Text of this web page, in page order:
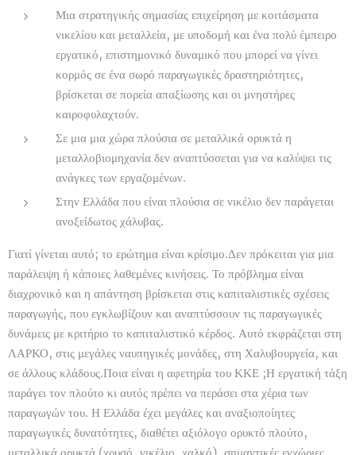
Μια στρατηγικής σημασίας επιχείρηση με κοιτάσματα
νικελίου και μεταλλεία, με υποδομή και ένα πολύ έμπειρο
εργατικό, επιστημονικό δυναμικό που μπορεί να γίνει
κορμός σε ένα σωρό παραγωγικές δραστηριότητες,
βρίσκεται σε πορεία απαξίωσης και οι μνηστήρες
καιροφυλαχτούν.
Σε μια μια χώρα πλούσια σε μεταλλικά ορυκτά η
μεταλλοβιομηχανία δεν αναπτύσσεται για να καλύψει τις
ανάγκες των εργαζομένων.
Στην Ελλάδα που είναι πλούσια σε νικέλιο δεν παράγεται
ανοξείδωτος χάλυβας.
Γιατί γίνεται αυτό; το ερώτημα είναι κρίσιμο.Δεν πρόκειται για μια
παράλειψη ή κάποιες λαθεμένες κινήσεις. Το πρόβλημα είναι
διαχρονικό και η απάντηση βρίσκεται στις καπιταλιστικές σχέσεις
παραγωγής, που εγκλωβίζουν και αναπτύσσουν τις παραγωγικές
δυνάμεις με κριτήριο το καπιταλιστικό κέρδος. Αυτό εκφράζεται στη
ΛΑΡΚΟ, στις μεγάλες ναυπηγικές μονάδες, στη Χαλυβουργεία, και
σε άλλους κλάδους.Ποια είναι η αφετηρία του ΚΚΕ ;Η εργατική τάξη
παράγει τον πλούτο κι αυτός πρέπει να περάσει στα χέρια των
παραγωγών του. Η Ελλάδα έχει μεγάλες και αναξιοποίητες
παραγωγικές δυνατότητες, διαθέτει αξιόλογο ορυκτό πλούτο,
μεταλλικά ορυκτά (χρυσό, νικέλιο, χαλκό), σημαντικές εγχώριες